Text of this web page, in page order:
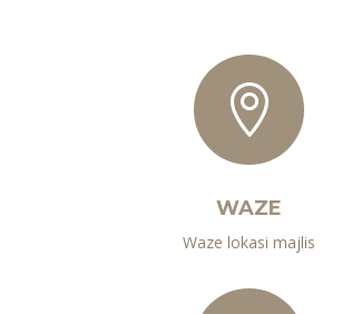

WAZE
Waze lokasi majlis